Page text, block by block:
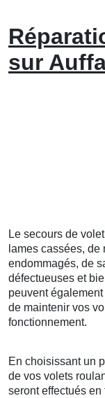
sur
Le secours de
lames cassées,
endommagés, de
défectueuses et
peuvent
de maintenir vos
fonctionnement.
En choisissant un
de vos volets
seront effectués